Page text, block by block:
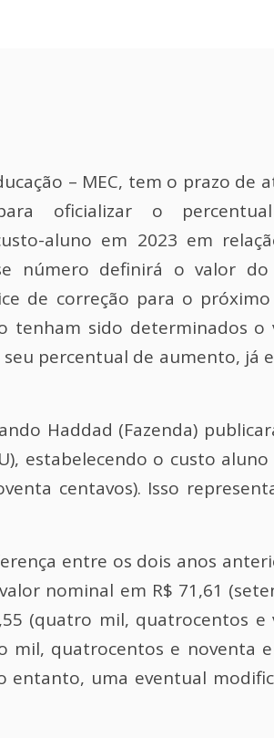
– MEC, tem o prazo de
oficializar o
aluno em 2023 em
número definirá o valor do
de correção para o próximo
tenham sido determinados o
percentual de aumento, já
Haddad (Fazenda)
estabelecendo o custo aluno
centavos). Isso
entre os dois anos
nominal em R$ 71,61
(quatro mil, quatrocentos e
mil, quatrocentos e noventa
entanto, uma eventual